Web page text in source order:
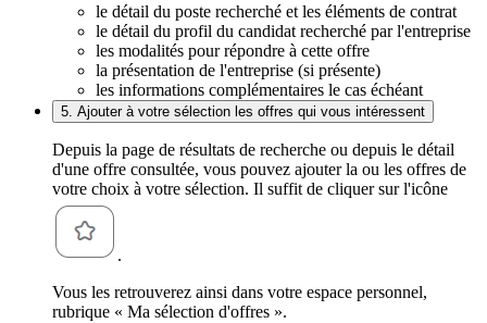
le détail du poste recherché et les éléments de contrat
le détail du profil du candidat recherché par l'entreprise
les modalités pour répondre à cette offre
la présentation de l'entreprise (si présente)
les informations complémentaires le cas échéant
5. Ajouter à votre sélection les offres qui vous intéressent
Depuis la page de résultats de recherche ou depuis le détail
d'une offre consultée, vous pouvez ajouter la ou les offres de
votre choix à votre sélection. Il suffit de cliquer sur l'icône
.
Vous les retrouverez ainsi dans votre espace personnel,
rubrique « Ma sélection d'offres ».